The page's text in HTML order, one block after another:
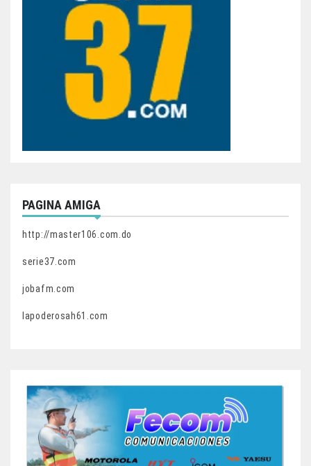
PAGINA AMIGA
http://master106.com.do
serie37.com
jobafm.com
lapoderosah61.com